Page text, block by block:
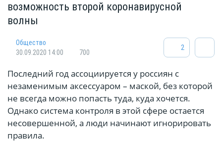
возможность второй коронавирусной
волны
Общество
30.09.2020 14:00
700
2
Последний год ассоциируется у россиян с
незаменимым аксессуаром – маской, без которой
не всегда можно попасть туда, куда хочется.
Однако система контроля в этой сфере остается
несовершенной, а люди начинают игнорировать
правила.